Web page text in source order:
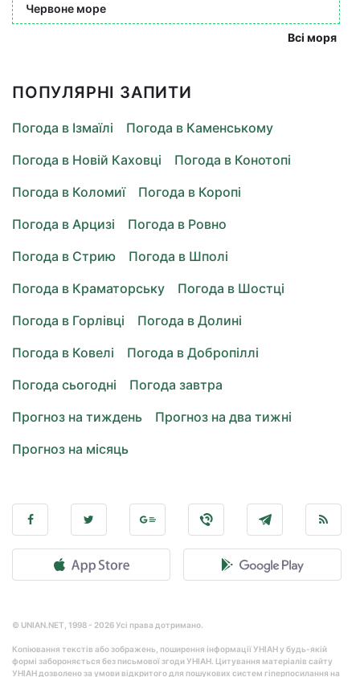
Червоне море
Всі моря
ПОПУЛЯРНІ ЗАПИТИ
Погода в Ізмаїлі
Погода в Каменському
Погода в Новій Каховці
Погода в Конотопі
Погода в Коломиї
Погода в Коропі
Погода в Арцизі
Погода в Ровно
Погода в Стрию
Погода в Шполі
Погода в Краматорську
Погода в Шостці
Погода в Горлівці
Погода в Долині
Погода в Ковелі
Погода в Добропіллі
Погода сьогодні
Погода завтра
Прогноз на тиждень
Прогноз на два тижні
Прогноз на місяць
© UNIAN.NET, 1998 - 2026 Усі права дотримано.
Копіювання текстів або зображень, поширення інформації УНІАН у будь-якій
формі забороняється без письмової згоди УНІАН. Цитування матеріалів сайту
УНІАН дозволено за умови відкритого для пошукових систем гіперпосилання на